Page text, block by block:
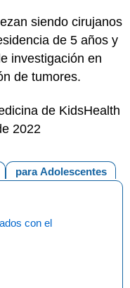
siendo cirujanos
de 5 años y
investigación en
de tumores.
de KidsHealth
2022
para Adolescentes
con el